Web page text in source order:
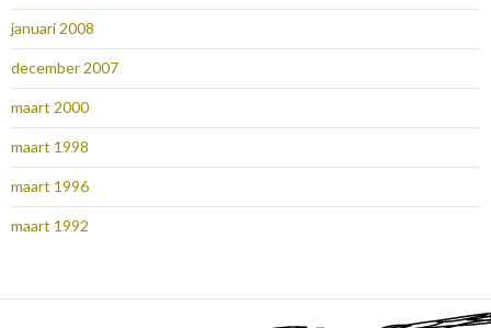
januari 2008
december 2007
maart 2000
maart 1998
maart 1996
maart 1992